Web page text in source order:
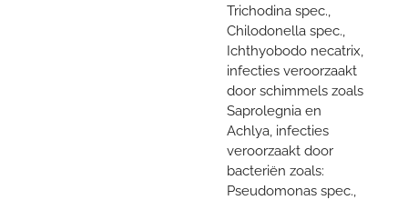
Trichodina spec.,
Chilodonella spec.,
Ichthyobodo necatrix,
infecties veroorzaakt
door schimmels zoals
Saprolegnia en
Achlya, infecties
veroorzaakt door
bacteriën zoals:
Pseudomonas spec.,